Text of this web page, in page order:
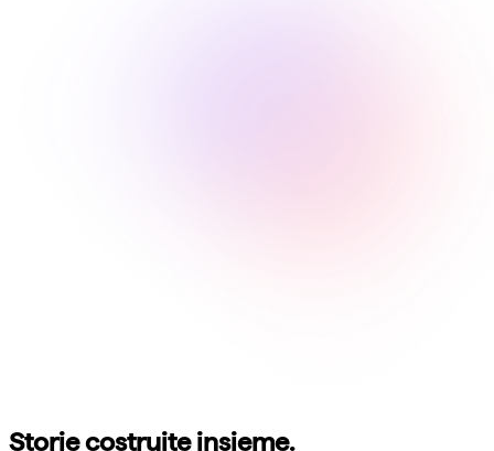
Storie costruite insieme.